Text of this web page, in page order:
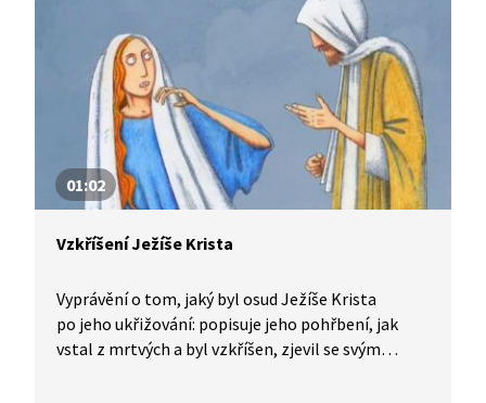
01:02
Vzkříšení Ježíše Krista
Vyprávění o tom, jaký byl osud Ježíše Krista
po jeho ukřižování: popisuje jeho pohřbení, jak
vstal z mrtvých a byl vzkříšen, zjevil se svým